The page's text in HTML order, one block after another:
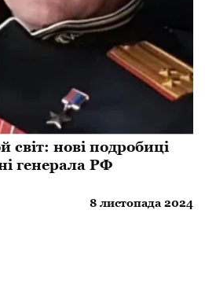
світ: нові подробиці
генерала РФ
8 листопада 2024